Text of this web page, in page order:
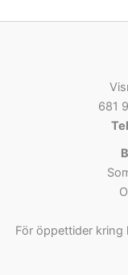
681
För öppettider kring